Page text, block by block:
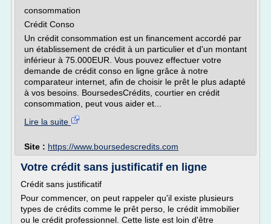
consommation
Crédit Conso
Un crédit consommation est un financement accordé par
un établissement de crédit à un particulier et d'un montant
inférieur à 75.000EUR. Vous pouvez effectuer votre
demande de crédit conso en ligne grâce à notre
comparateur internet, afin de choisir le prêt le plus adapté
à vos besoins. BoursedesCrédits, courtier en crédit
consommation, peut vous aider et...
Lire la suite
Site : https://www.boursedescredits.com
Votre crédit sans justificatif en ligne
Crédit sans justificatif
Pour commencer, on peut rappeler qu'il existe plusieurs
types de crédits comme le prêt perso, le crédit immobilier
ou le crédit professionnel. Cette liste est loin d'être